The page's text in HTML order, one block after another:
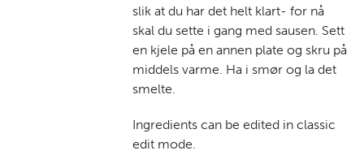
slik at du har det helt klart- for nå
skal du sette i gang med sausen. Sett
en kjele på en annen plate og skru på
middels varme. Ha i smør og la det
smelte.
Ingredients can be edited in classic
edit mode.